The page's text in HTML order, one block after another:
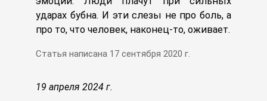
ударах бубна. И эти слезы не про боль, а
про то, что человек, наконец-то, оживает.
Статья написана 17 сентября 2020 г.
19 апреля 2024 г.